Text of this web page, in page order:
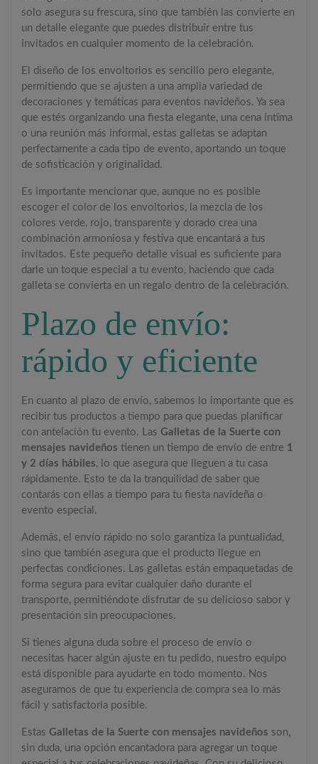
solo asegura su frescura, sino que también las convierte en
un detalle elegante que puedes distribuir entre tus
invitados en cualquier momento de la celebración.
El diseño de los envoltorios es sencillo pero elegante,
permitiendo que se ajusten a una amplia variedad de
decoraciones y temáticas para eventos navideños. Ya sea
que estés organizando una fiesta elegante, una cena íntima
o una reunión más informal, estas galletas se adaptan
perfectamente a cada tipo de evento, aportando un toque
de sofisticación y originalidad.
Es importante mencionar que, aunque no es posible
escoger el color de los envoltorios, la mezcla de los
colores verde, rojo, transparente y dorado crea una
combinación armoniosa y festiva que encantará a tus
invitados. Este pequeño detalle visual es suficiente para
darle un toque especial a tu evento, haciendo que cada
galleta se convierta en un regalo dentro de la celebración.
Plazo de envío:
rápido y eficiente
En cuanto al plazo de envío, sabemos lo importante que es
recibir tus productos a tiempo para que puedas planificar
con antelación tu evento. LasGalletas de la Suerte con
mensajes navideños tienen un tiempo de envío de entre 1
y 2 días hábiles, lo que asegura que lleguen a tu casa
rápidamente. Esto te da la tranquilidad de saber que
contarás con ellas a tiempo para tu fiesta navideña o
evento especial.
Además, el envío rápido no solo garantiza la puntualidad,
sino que también asegura que el producto llegue en
perfectas condiciones. Las galletas están empaquetadas de
forma segura para evitar cualquier daño durante el
transporte, permitiéndote disfrutar de su delicioso sabor y
presentación sin preocupaciones.
Si tienes alguna duda sobre el proceso de envío o
necesitas hacer algún ajuste en tu pedido, nuestro equipo
está disponible para ayudarte en todo momento. Nos
aseguramos de que tu experiencia de compra sea lo más
fácil y satisfactoria posible.
EstasGalletas de la Suerte con mensajes navideños son,
sin duda, una opción encantadora para agregar un toque